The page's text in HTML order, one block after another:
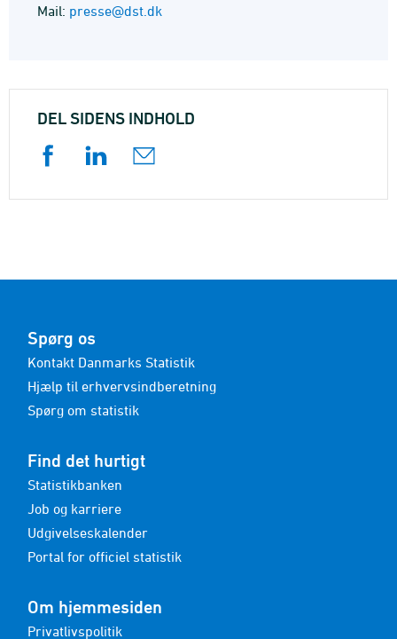
Mail: presse@dst.dk
DEL SIDENS INDHOLD
Spørg os
Kontakt Danmarks Statistik
Hjælp til erhvervsindberetning
Spørg om statistik
Find det hurtigt
Statistikbanken
Job og karriere
Udgivelseskalender
Portal for officiel statistik
Om hjemmesiden
Privatlivspolitik